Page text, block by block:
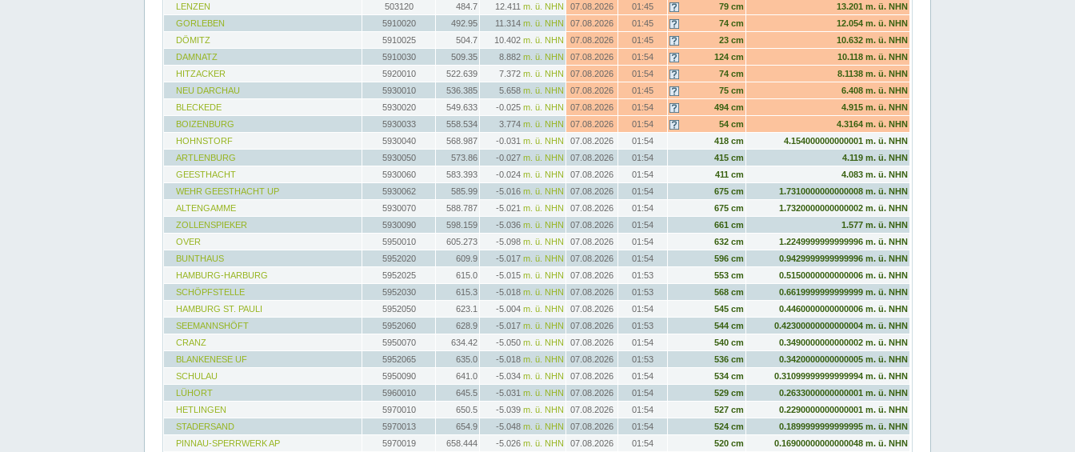
LENZEN
503120 484.7 12.411 m. ü. NHN 07.08.2026 01:45 79 cm
13.201 m. ü. NHN
GORLEBEN
5910020 492.95 11.314 m. ü. NHN 07.08.2026 01:45 74 cm
12.054 m. ü. NHN
DÖMITZ
5910025 504.7 10.402 m. ü. NHN 07.08.2026 01:45 23 cm
10.632 m. ü. NHN
DAMNATZ
5910030 509.35 8.882 m. ü. NHN 07.08.2026 01:54 124 cm
10.118 m. ü. NHN
HITZACKER
5920010 522.639 7.372 m. ü. NHN 07.08.2026 01:54 74 cm
8.1138 m. ü. NHN
NEU DARCHAU
5930010 536.385 5.658 m. ü. NHN 07.08.2026 01:45 75 cm
6.408 m. ü. NHN
BLECKEDE
5930020 549.633 -0.025 m. ü. NHN 07.08.2026 01:54 494 cm
4.915 m. ü. NHN
BOIZENBURG
5930033 558.534 3.774 m. ü. NHN 07.08.2026 01:54 54 cm
4.3164 m. ü. NHN
HOHNSTORF
5930040 568.987 -0.031 m. ü. NHN 07.08.2026 01:54 418 cm
4.154000000000001 m. ü. NHN
ARTLENBURG
5930050 573.86 -0.027 m. ü. NHN 07.08.2026 01:54 415 cm
4.119 m. ü. NHN
GEESTHACHT
5930060 583.393 -0.024 m. ü. NHN 07.08.2026 01:54 411 cm
4.083 m. ü. NHN
WEHR GEESTHACHT UP
5930062 585.99 -5.016 m. ü. NHN 07.08.2026 01:54 675 cm
1.7310000000000008 m. ü. NHN
ALTENGAMME
5930070 588.787 -5.021 m. ü. NHN 07.08.2026 01:54 675 cm
1.7320000000000002 m. ü. NHN
ZOLLENSPIEKER
5930090 598.159 -5.036 m. ü. NHN 07.08.2026 01:54 661 cm
1.577 m. ü. NHN
OVER
5950010 605.273 -5.098 m. ü. NHN 07.08.2026 01:54 632 cm
1.2249999999999996 m. ü. NHN
BUNTHAUS
5952020 609.9 -5.017 m. ü. NHN 07.08.2026 01:54 596 cm
0.9429999999999996 m. ü. NHN
HAMBURG-HARBURG
5952025 615.0 -5.015 m. ü. NHN 07.08.2026 01:53 553 cm
0.5150000000000006 m. ü. NHN
SCHÖPFSTELLE
5952030 615.3 -5.018 m. ü. NHN 07.08.2026 01:53 568 cm
0.6619999999999999 m. ü. NHN
HAMBURG ST. PAULI
5952050 623.1 -5.004 m. ü. NHN 07.08.2026 01:54 545 cm
0.4460000000000006 m. ü. NHN
SEEMANNSHÖFT
5952060 628.9 -5.017 m. ü. NHN 07.08.2026 01:53 544 cm
0.42300000000000004 m. ü. NHN
CRANZ
5950070 634.42 -5.050 m. ü. NHN 07.08.2026 01:54 540 cm
0.3490000000000002 m. ü. NHN
BLANKENESE UF
5952065 635.0 -5.018 m. ü. NHN 07.08.2026 01:53 536 cm
0.3420000000000005 m. ü. NHN
SCHULAU
5950090 641.0 -5.034 m. ü. NHN 07.08.2026 01:54 534 cm
0.31099999999999994 m. ü. NHN
LÜHORT
5960010 645.5 -5.031 m. ü. NHN 07.08.2026 01:54 529 cm
0.2633000000000001 m. ü. NHN
HETLINGEN
5970010 650.5 -5.039 m. ü. NHN 07.08.2026 01:54 527 cm
0.2290000000000001 m. ü. NHN
STADERSAND
5970013 654.9 -5.048 m. ü. NHN 07.08.2026 01:54 524 cm
0.1899999999999995 m. ü. NHN
PINNAU-SPERRWERK AP
5970019 658.444 -5.026 m. ü. NHN 07.08.2026 01:54 520 cm
0.16900000000000048 m. ü. NHN